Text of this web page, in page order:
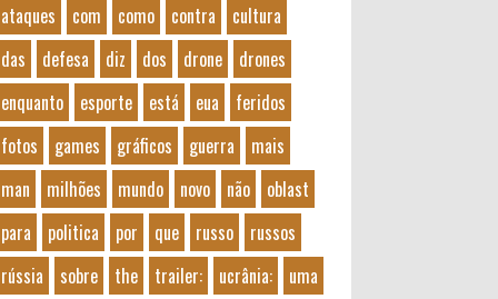
ataques
com como contra
cultura
das
defesa diz dos drone
drones
enquanto
esporte está eua
feridos
fotos
games gráficos guerra
mais
man
milhões mundo novo não
oblast
para
politica por que russo
russos
rússia
sobre the trailer: ucrânia:
uma